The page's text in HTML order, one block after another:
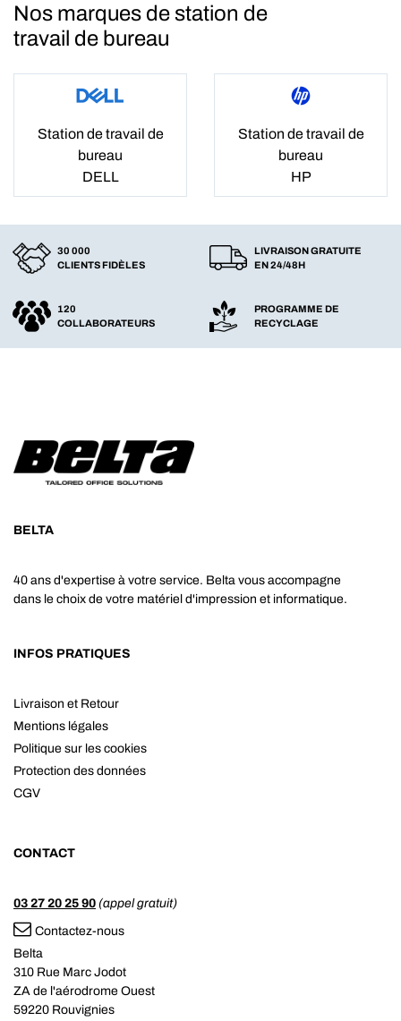
Nos marques de station de
travail de bureau
Station de travail de
bureau
DELL
Station de travail de
bureau
HP
30 000
CLIENTS FIDÈLES
LIVRAISON GRATUITE
EN 24/48H
120
COLLABORATEURS
PROGRAMME DE
RECYCLAGE
BELTA
40 ans d'expertise à votre service. Belta vous accompagne
dans le choix de votre matériel d'impression et informatique.
INFOS PRATIQUES
Livraison et Retour
Mentions légales
Politique sur les cookies
Protection des données
CGV
CONTACT
03 27 20 25 90 (appel gratuit)
Contactez-nous
Belta
310 Rue Marc Jodot
ZA de l'aérodrome Ouest
59220 Rouvignies